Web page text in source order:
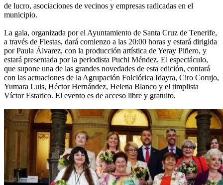
de lucro, asociaciones de vecinos y empresas radicadas en el
municipio.
La gala, organizada por el Ayuntamiento de Santa Cruz de Tenerife,
a través de Fiestas, dará comienzo a las 20:00 horas y estará dirigida
por Paula Álvarez, con la producción artística de Yeray Piñero, y
estará presentada por la periodista Puchi Méndez. El espectáculo,
que supone una de las grandes novedades de esta edición, contará
con las actuaciones de la Agrupación Folclórica Idayra, Ciro Corujo,
Yumara Luis, Héctor Hernández, Helena Blanco y el timplista
Víctor Estarico. El evento es de acceso libre y gratuito.